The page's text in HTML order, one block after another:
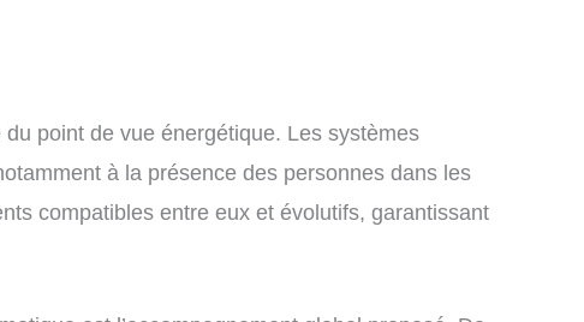
point de vue énergétique. Les systèmes
à la présence des personnes dans les
compatibles entre eux et évolutifs, garantissant